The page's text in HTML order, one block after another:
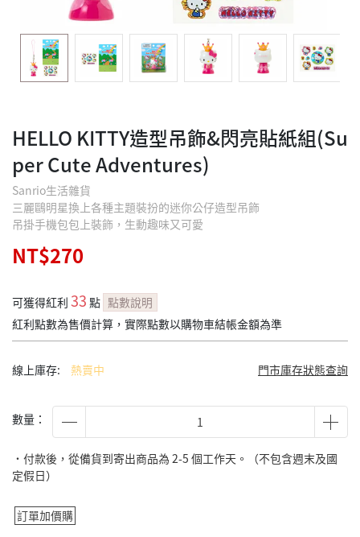
HELLO KITTY造型吊飾&閃亮貼紙組(Su
per Cute Adventures)
Sanrio生活雜貨
三麗鷗明星換上各種主題裝扮的迷你公仔造型吊飾
吊掛手機包包上裝飾，生動趣味又可愛
NT$270
可獲得紅利 33 點 點數說明
紅利點數為售價計算，實際點數以購物車結帳金額為準
線上庫存: 熱賣中 門市庫存狀態查詢
數量：
˙付款後，從備貨到寄出商品為 2-5 個工作天。（不包含週末及國
定假日）
訂單加價購